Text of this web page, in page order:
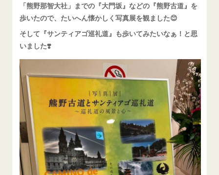
「熊野那智大社」までの『大門坂』などの『熊野古道』を
歩いたので、たいへん懐かしく写真展を観ました😊
そして『サンティアゴ巡礼道』も歩いてみたいなぁ！と思
いました❣️